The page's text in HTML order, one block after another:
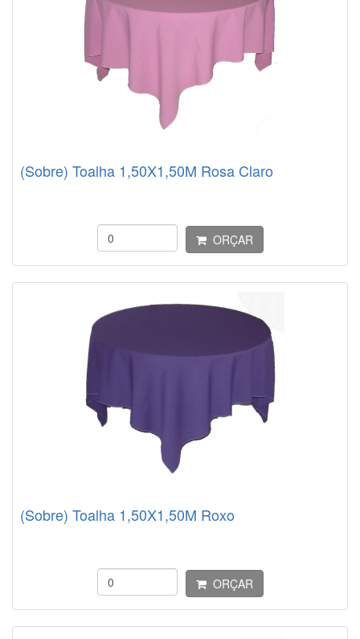
(Sobre) Toalha 1,50X1,50M Rosa Claro
ORÇAR
(Sobre) Toalha 1,50X1,50M Roxo
ORÇAR